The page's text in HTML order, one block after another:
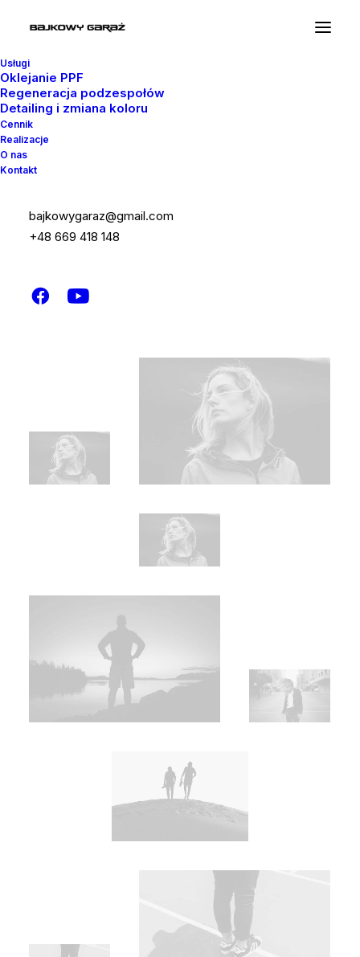
Usługi
Oklejanie PPF
Regeneracja podzespołów
Detailing i zmiana koloru
Cennik
Realizacje
O nas
Kontakt
bajkowygaraz@gmail.com
+48 669 418 148